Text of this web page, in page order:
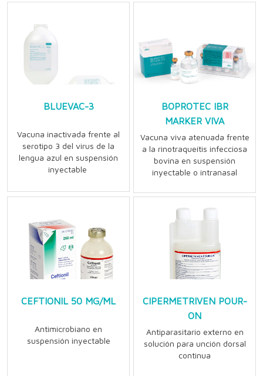
BLUEVAC-3
Vacuna inactivada frente al
serotipo 3 del virus de la
lengua azul en suspensión
inyectable
BOPROTEC IBR
MARKER VIVA
Vacuna viva atenuada frente
a la rinotraqueítis infecciosa
bovina en suspensión
inyectable o intranasal
CEFTIONIL 50 MG/ML
Antimicrobiano en
suspensión inyectable
CIPERMETRIVEN POUR-
ON
Antiparasitario externo en
solución para unción dorsal
continua